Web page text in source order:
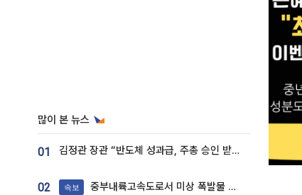
많이 본 뉴스
01 김정관 장관 “반도체 성과급, 주총 승인 받도록”…상법·자본시장법 개정 시사
02 속보 중부내륙고속도로서 미상 폭발물 발견